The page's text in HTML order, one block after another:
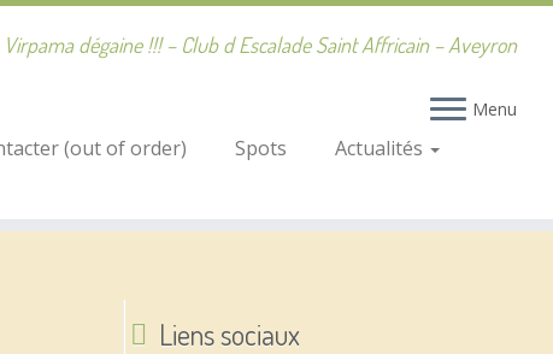
Virpama dégaine !!! – Club d Escalade Saint Affricain – Aveyron
Menu
(out of order) Spots
Actualités
Liens sociaux